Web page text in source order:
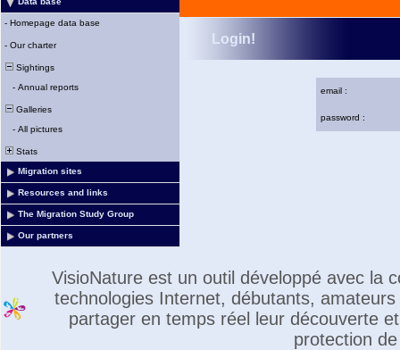
- Homepage data base
- Our charter
Sightings
- Annual reports
Galleries
- All pictures
Stats
Migration sites
Resources and links
The Migration Study Group
Our partners
Login!
email :
password :
VisioNature est un outil développé avec la
technologies Internet, débutants,
partager en temps réel leur découverte
protection